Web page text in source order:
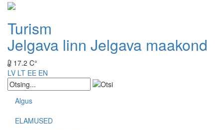
Turism
Jelgava linn Jelgava maakond
17.2 C°
LV LT EE EN
Algus
ELAMUSED